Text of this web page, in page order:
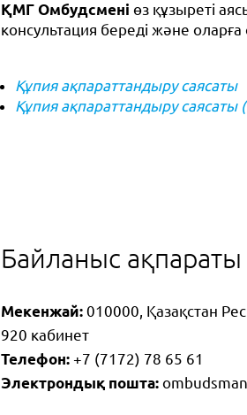
ҚМГ Омбудсмені өз құзыреті
консультация береді және
Құпия ақпараттандыру саясаты
Құпия ақпараттандыру саясаты
Байланыс ақпараты
Мекенжай: 010000, Қазақстан
920 кабинет
Телефон: +7 (7172) 78 65 61
Электрондық пошта: